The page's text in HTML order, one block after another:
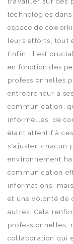
technologies
espace de
leurs efforts, tout
Enfin, il est
en fonction des
professionnelles
entrepreneur a
communication,
informelles, de
étant attentif à
s'ajuster, chacun
environnement
communication
informations,
et une volonté de
autres. Cela
professionnelles,
collaboration qui